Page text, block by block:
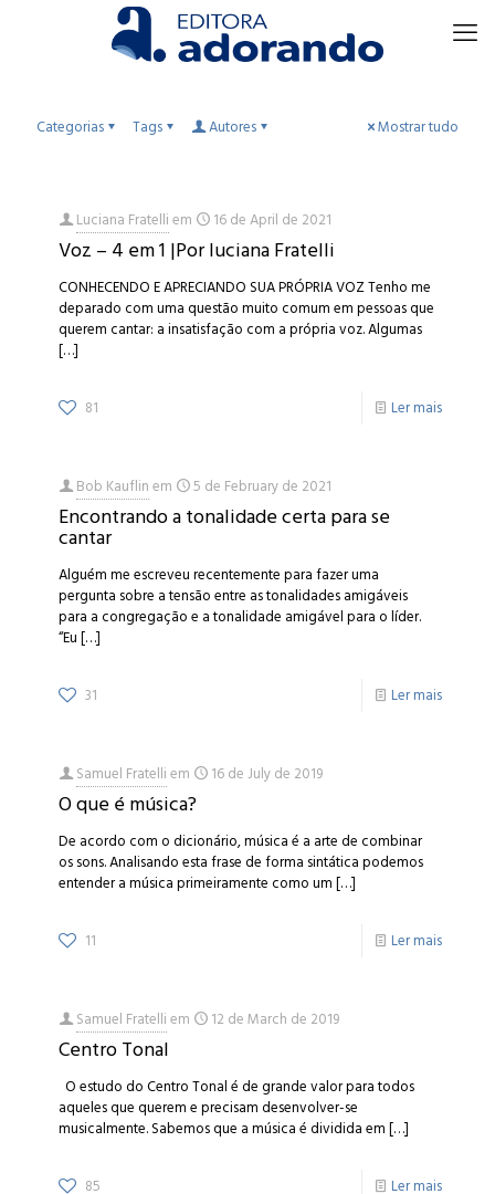
Categorias Tags Autores Mostrar tudo
Luciana Fratelliem 16 de April de 2021
Voz – 4 em 1 |Por luciana Fratelli
CONHECENDO E APRECIANDO SUA PRÓPRIA VOZ Tenho me
deparado com uma questão muito comum em pessoas que
querem cantar: a insatisfação com a própria voz. Algumas
[…]
81 Ler mais
Bob Kauflinem 5 de February de 2021
Encontrando a tonalidade certa para se
cantar
Alguém me escreveu recentemente para fazer uma
pergunta sobre a tensão entre as tonalidades amigáveis
para a congregação e a tonalidade amigável para o líder.
“Eu[…]
31 Ler mais
Samuel Fratelliem 16 de July de 2019
O que é música?
De acordo com o dicionário, música é a arte de combinar
os sons. Analisando esta frase de forma sintática podemos
entender a música primeiramente como um[…]
11 Ler mais
Samuel Fratelliem 12 de March de 2019
Centro Tonal
O estudo do Centro Tonal é de grande valor para todos
aqueles que querem e precisam desenvolver-se
musicalmente. Sabemos que a música é dividida em[…]
85 Ler mais